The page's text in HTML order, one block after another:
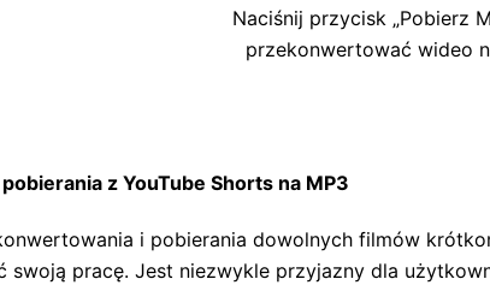
Naciśnij przycisk „Pobierz
przekonwertować wideo
z YouTube Shorts na MP3
i pobierania dowolnych filmów
pracę. Jest niezwykle przyjazny dla